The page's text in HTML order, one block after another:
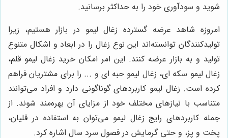
شوید و سودآوری خود را به حداکثر برسانید.
امروزه شاهد عرضه گسترده زغال لیمو در بازار هستیم، زیرا
تولیدکنندگان توانسته‌اند این نوع زغال را در ابعاد و اشکال متنوع
تولید و به بازار عرضه کنند. این امر امکان خرید زغال لیمو قلم،
زغال لیمو سکه ای، زغال لیمو حبه ای و ... را برای مشتریان فراهم
کرده است. زغال لیمو کاربردهای گوناگونی دارد و افراد می‌توانند
متناسب با نیازهای مختلف خود از مزایای آن بهره‌مند شوند. از
جمله کاربردهای رایج زغال لیمو می‌توان به استفاده در قلیان،
پخت و پز، و حتی گرمایش در فصول سرد سال اشاره کرد.